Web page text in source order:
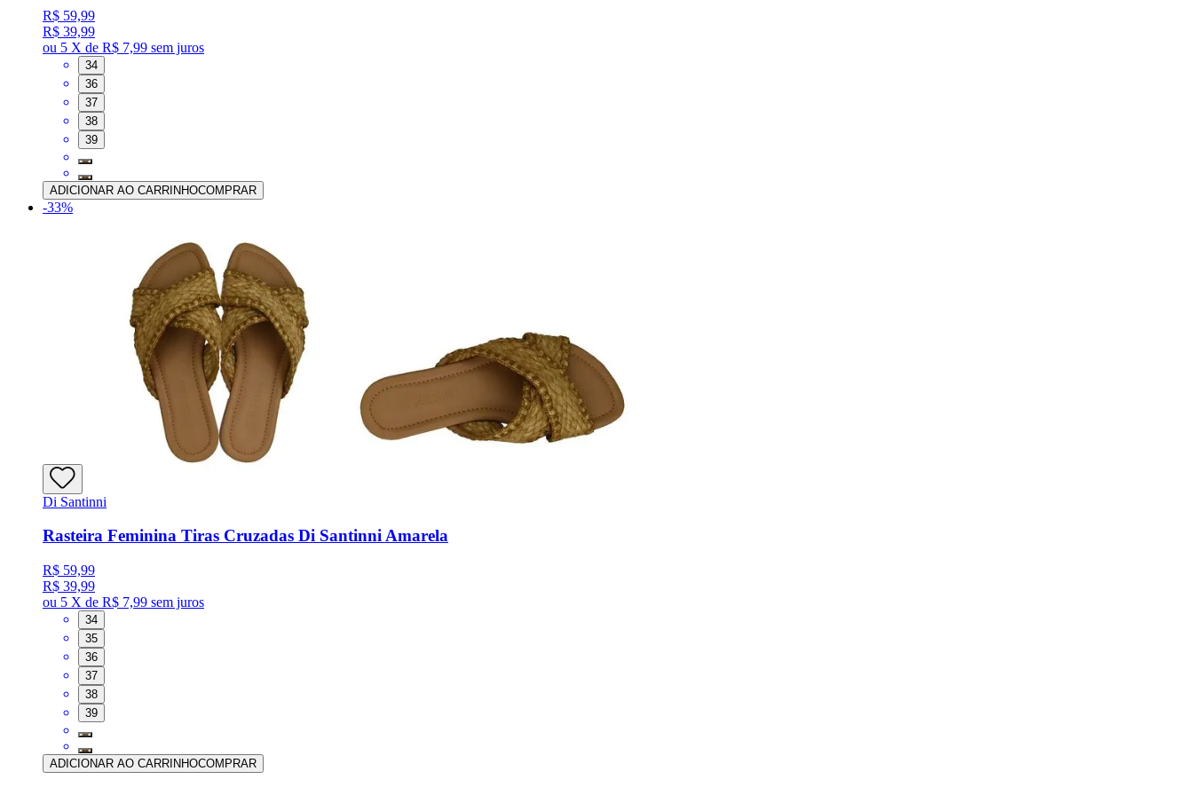
R$ 59,99
R$ 39,99
ou 5 X de R$ 7,99 sem juros
34
36
37
38
39
ADICIONAR AO CARRINHOCOMPRAR
-33%
Di Santinni
Rasteira Feminina Tiras Cruzadas Di Santinni Amarela
R$ 59,99
R$ 39,99
ou 5 X de R$ 7,99 sem juros
34
35
36
37
38
39
ADICIONAR AO CARRINHOCOMPRAR